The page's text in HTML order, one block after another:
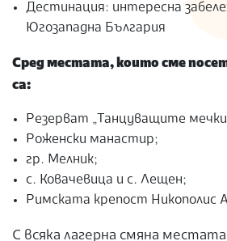
Дестинация: интересна
Югозападна България
Сред местата, които сме
са:
Резерват „Танцуващите
Роженски манастир;
гр. Мелник;
с. Ковачевица и с. Лещен;
Римската крепост Никополис
С всяка лагерна смяна